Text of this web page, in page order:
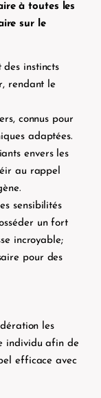
à toutes les
sur le
instincts
rendant le
connus pour
adaptées.
envers les
au rappel
sensibilités
un fort
incroyable;
pour des
les
individu afin de
efficace avec